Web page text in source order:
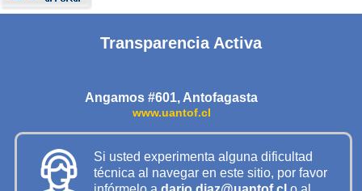
Transparencia Activa
Angamos #601, Antofagasta
www.uantof.cl
Si usted experimenta alguna dificultad
técnica al navegar en este sitio, por favor